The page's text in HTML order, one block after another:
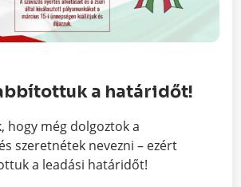
a határidőt!
hogy még dolgoztok a
szeretnétek nevezni – ezért
a leadási határidőt!